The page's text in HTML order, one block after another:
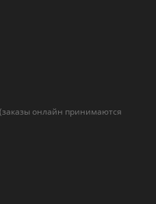
онлайн принимаются